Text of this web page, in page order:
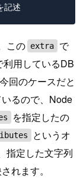
この extra
で
用しているDB
回のケースだと
るので、Node
を指定したの
というオ
指定した文字列
れます。